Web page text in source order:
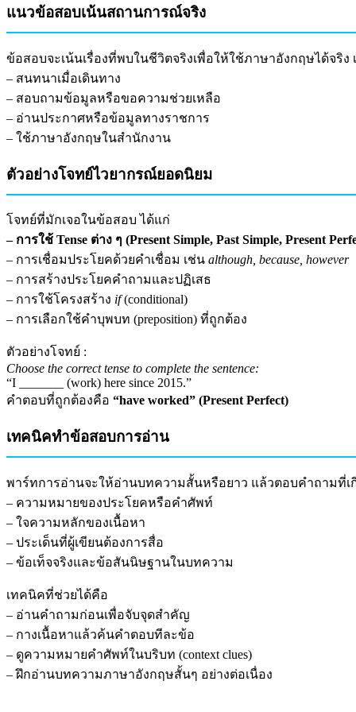
แนวข้อสอบเน้นสถานการณ์จริง
ข้อสอบจะเน้นเรื่องที่พบในชีวิตจริงเพื่อให้ใช้ภาษาอังกฤษได้จริง
– สนทนาเมื่อเดินทาง
– สอบถามข้อมูลหรือขอความช่วยเหลือ
– อ่านประกาศหรือข้อมูลทางราชการ
– ใช้ภาษาอังกฤษในสำนักงาน
ตัวอย่างโจทย์ไวยากรณ์ยอดนิยม
โจทย์ที่มักเจอในข้อสอบ ได้แก่
– การใช้ Tense ต่าง ๆ (Present Simple, Past Simple, Present
– การเชื่อมประโยคด้วยคำเชื่อม เช่น although, because, however
– การสร้างประโยคคำถามและปฏิเสธ
– การใช้โครงสร้าง if(conditional)
– การเลือกใช้คำบุพบท (preposition) ที่ถูกต้อง
ตัวอย่างโจทย์ :
Choose the correct tense to complete the sentence:
“I _______ (work) here since 2015.”
คำตอบที่ถูกต้องคือ “have worked” (Present Perfect)
เทคนิคทำข้อสอบการอ่าน
พาร์ทการอ่านจะให้อ่านบทความสั้นหรือยาว แล้วตอบคำถามที่เ
– ความหมายของประโยคหรือคำศัพท์
– ใจความหลักของเนื้อหา
– ประเด็นที่ผู้เขียนต้องการสื่อ
– ข้อเท็จจริงและข้อสันนิษฐานในบทความ
เทคนิคที่ช่วยได้คือ
– อ่านคำถามก่อนเพื่อจับจุดสำคัญ
– กางเนื้อหาแล้วค้นคำตอบทีละข้อ
– ดูความหมายคำศัพท์ในบริบท (context clues)
– ฝึกอ่านบทความภาษาอังกฤษสั้นๆ อย่างต่อเนื่อง